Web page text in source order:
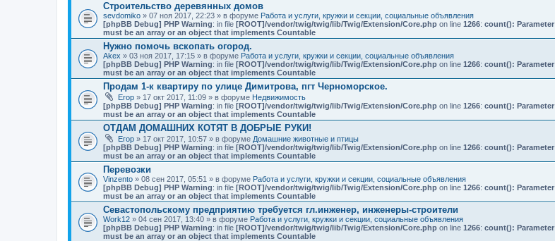
Строительство деревянных домов
sevdomiko » 07 ноя 2017, 22:23 » в форуме Работа и услуги, кружки и секции, социальные объявления
[phpBB Debug] PHP Warning: in file [ROOT]/vendor/twig/twig/lib/Twig/Extension/Core.php on line 1266: count(): Parameter
must be an array or an object that implements Countable
Нужно помочь вскопать огород.
Akex » 03 ноя 2017, 17:15 » в форуме Работа и услуги, кружки и секции, социальные объявления
[phpBB Debug] PHP Warning: in file [ROOT]/vendor/twig/twig/lib/Twig/Extension/Core.php on line 1266: count(): Parameter
must be an array or an object that implements Countable
Продам 1-к квартиру по улице Димитрова, пгт Черноморское.
Егор » 17 окт 2017, 11:09 » в форуме Недвижимость
[phpBB Debug] PHP Warning: in file [ROOT]/vendor/twig/twig/lib/Twig/Extension/Core.php on line 1266: count(): Parameter
must be an array or an object that implements Countable
ОТДАМ ДОМАШНИХ КОТЯТ В ДОБРЫЕ РУКИ!
Егор » 17 окт 2017, 10:57 » в форуме Домашние животные и птицы
[phpBB Debug] PHP Warning: in file [ROOT]/vendor/twig/twig/lib/Twig/Extension/Core.php on line 1266: count(): Parameter
must be an array or an object that implements Countable
Перевозки
Vinzento » 08 сен 2017, 05:51 » в форуме Работа и услуги, кружки и секции, социальные объявления
[phpBB Debug] PHP Warning: in file [ROOT]/vendor/twig/twig/lib/Twig/Extension/Core.php on line 1266: count(): Parameter
must be an array or an object that implements Countable
Севастопольскому предприятию требуется гл.инженер, инженеры-строители
Work12 » 04 сен 2017, 13:40 » в форуме Работа и услуги, кружки и секции, социальные объявления
[phpBB Debug] PHP Warning: in file [ROOT]/vendor/twig/twig/lib/Twig/Extension/Core.php on line 1266: count(): Parameter
must be an array or an object that implements Countable